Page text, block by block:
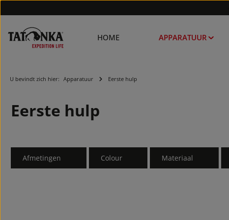
HOME APPARATUUR
U bevindt zich hier: Apparatuur Eerste hulp
Eerste hulp
Afmetingen Colour Materiaal